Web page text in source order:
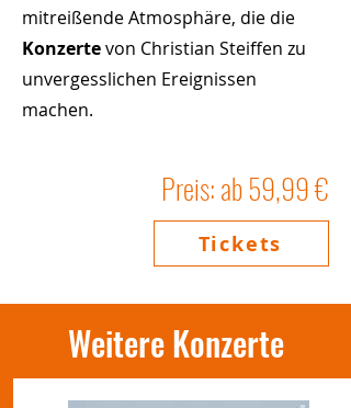
mitreißende Atmosphäre, die die
Konzertevon Christian Steiffen zu
unvergesslichen Ereignissen
machen.
Preis: ab 59,99 €
Tickets
Weitere Konzerte